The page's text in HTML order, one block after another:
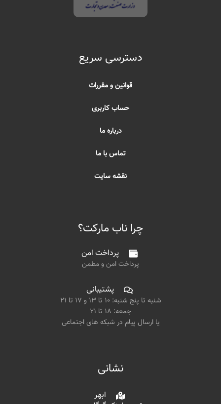
دسترسی سریع
قوانین و مقررات
حساب کاربری
درباره ما
تماس با ما
نقشه سایت
چرا ناب مارکت؟
پرداخت امن
پرداخت امن و مطمن
پشتیبانی
شنبه تا پنج شنبه: ۱۰ تا ۱۳ و ۱۷ تا ۲۱
جمعه: ۱۸ تا ۲۱
یا ارسال پیام در شبکه های اجتماعی
نشانی
ابهر